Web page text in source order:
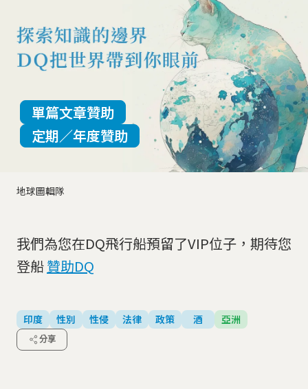
地球圖輯隊
單篇文章贊助
定期／年度贊助
我們為您在DQ飛行船預留了VIP位子，期待您
登船贊助DQ
印度 性別 性侵 法律 政策 酒 亞洲
分享